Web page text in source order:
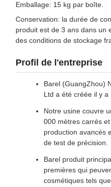
Emballage: 15 kg par boîte.
Conservation: la durée de
produit est de 3 ans dans un
des conditions de stockage
Profil de l'entreprise
Barel (GuangZhou)
Ltd a été créée il y a
Notre usine couvre
000 mètres carrés
production avancés
de test de précision.
Barel produit
premières qui
cosmétiques tels